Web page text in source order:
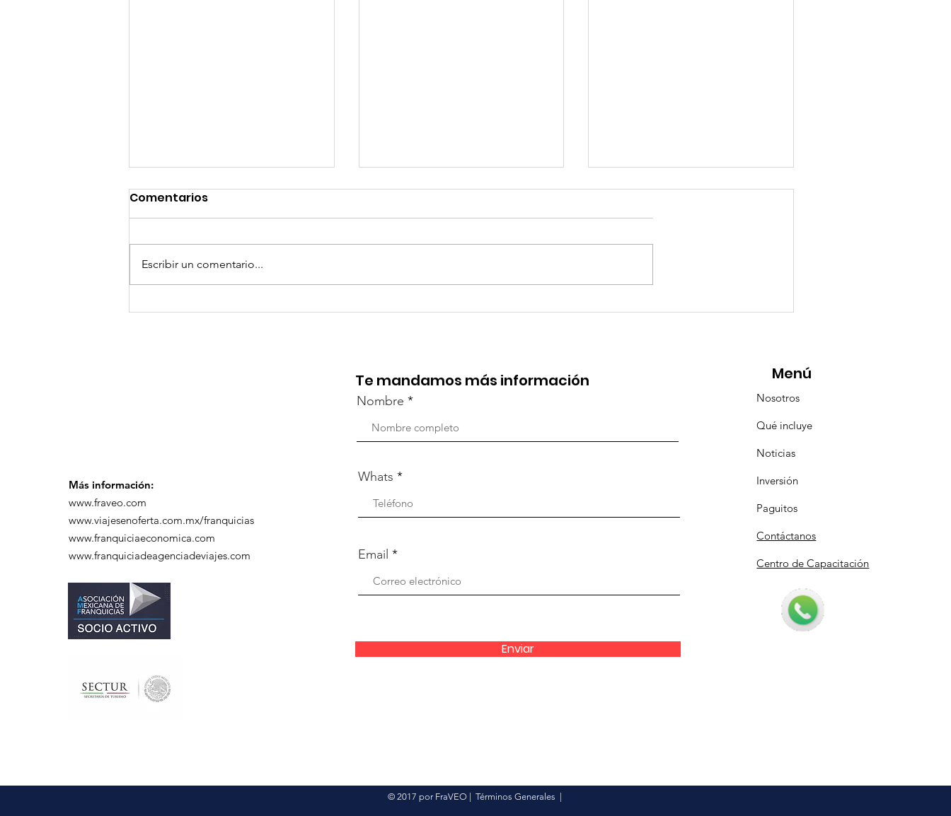
GoMapTravelByFraveo
TourTravelynByFraveo
ViveMásViajandoByFraveo
Comentarios
Escribir un comentario...
Más información:
www.fraveo.com
www.viajesenoferta.com.mx/franquicias
www.franquiciaeconomica.com
www.franquiciadeagenciadeviajes.com
Te mandamos más información
Nombre
Whats
Email
Enviar
Menú
Nosotros
Qué incluye
Noticias
Inversión
Paguitos
Contáctanos
Centro de Capacitación
© 2017 por FraVEO Términos Generales